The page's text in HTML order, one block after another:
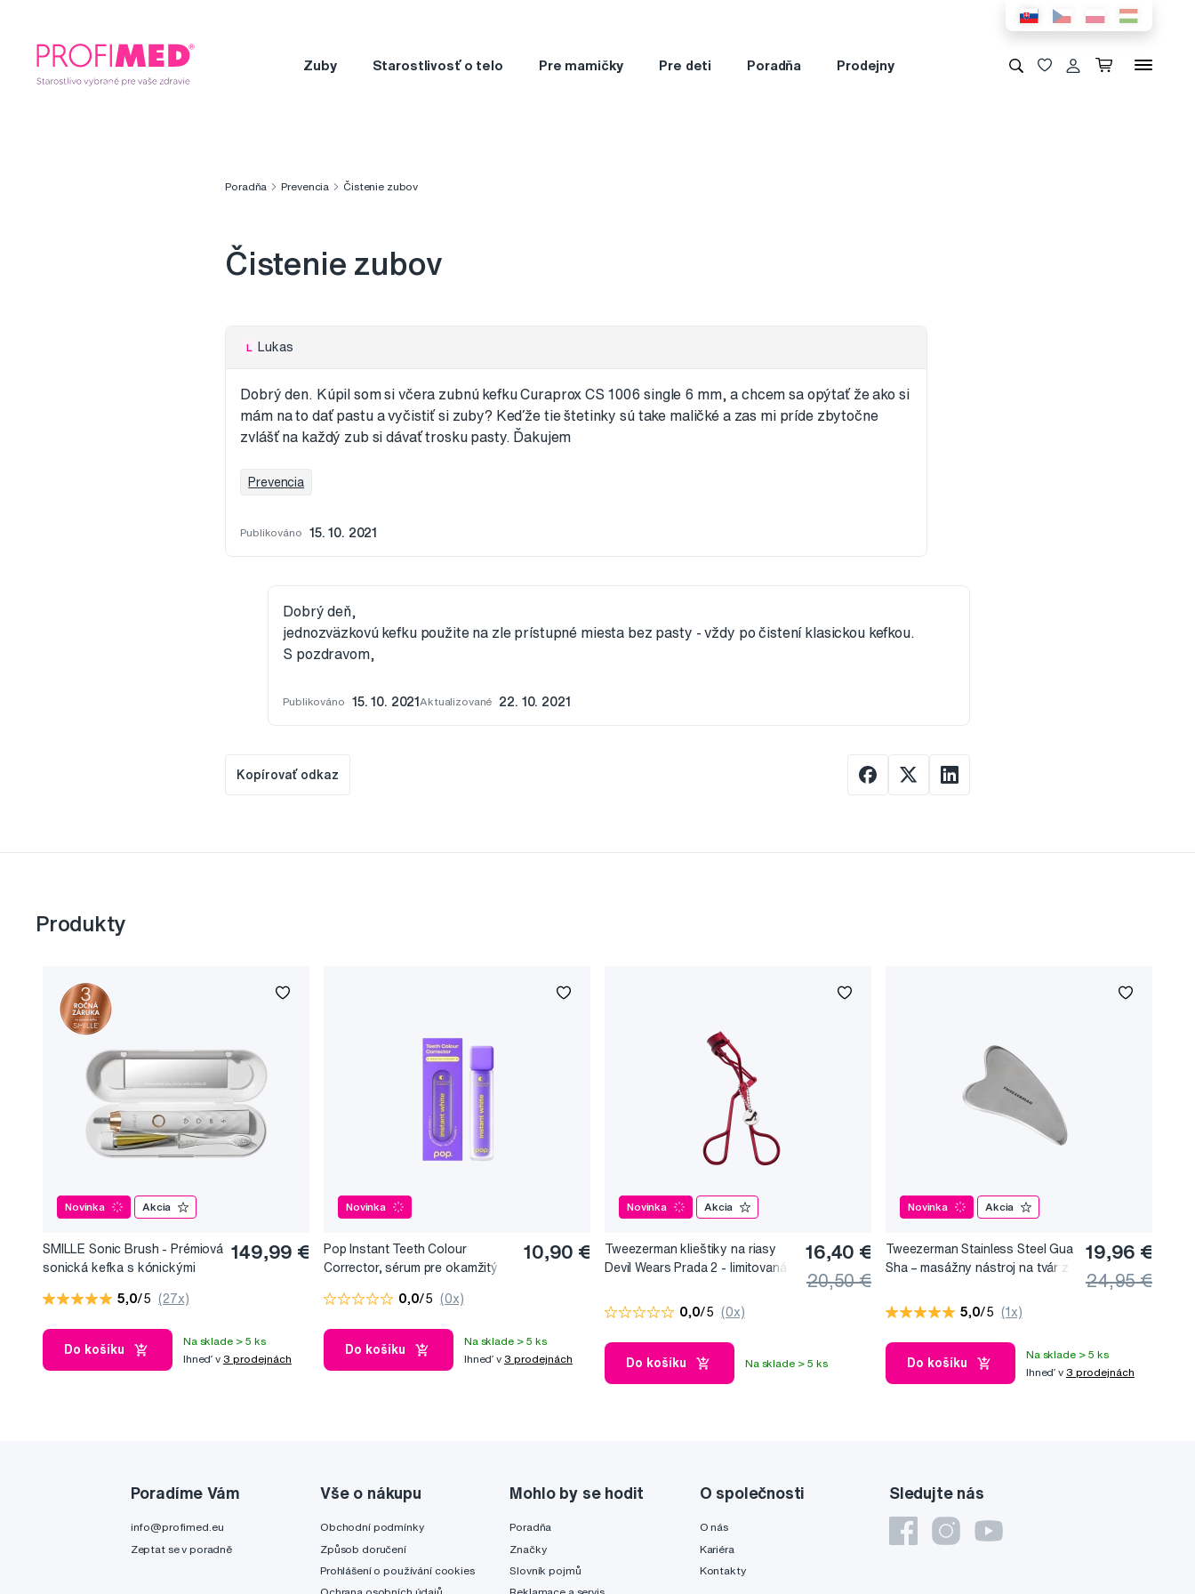
Zuby Starostlivosť o telo Pre mamičky Pre deti Poradňa Prodejny
Poradňa Prevencia Čistenie zubov
Čistenie zubov
L Lukas
Dobrý den. Kúpil som si včera zubnú kefku Curaprox CS 1006 single 6 mm, a chcem sa opýtať že ako si
mám na to dať pastu a vyčistiť si zuby? Keďže tie štetinky sú take maličké a zas mi príde zbytočne
zvlášť na každý zub si dávať trosku pasty. Ďakujem
Prevencia
Publikováno 15. 10. 2021
Dobrý deň,
jednozväzkovú kefku použite na zle prístupné miesta bez pasty - vždy po čistení klasickou kefkou.
S pozdravom,
Publikováno 15. 10. 2021Aktualizované 22. 10. 2021
Kopírovať odkaz
Produkty
Novinka Akcia
SMILLE Sonic Brush - Prémiová
sonická kefka s kónickými
149,99 €
5,0/5 (27x)
Do košíku
Na sklade > 5 ks
Ihneď v 3 prodejnách
Novinka
Pop Instant Teeth Colour
Corrector, sérum pre okamžitý
10,90 €
0,0/5 (0x)
Do košíku
Na sklade > 5 ks
Ihneď v 3 prodejnách
Novinka Akcia
Tweezerman klieštiky na riasy
Devil Wears Prada 2 - limitovaná
16,40 €
20,50 €
0,0/5 (0x)
Do košíku Na sklade > 5 ks
Novinka Akcia
Tweezerman Stainless Steel Gua
Sha –⁠⁠⁠⁠⁠⁠ masážny nástroj na tvár z
19,96 €
24,95 €
5,0/5 (1x)
Do košíku
Na sklade > 5 ks
Ihneď v 3 prodejnách
Sledujte nás
Poradíme Vám
info@profimed.eu
Zeptat se v poradně
Vše o nákupu
Obchodní podmínky
Způsob doručení
Prohlášení o používání cookies
Mohlo by se hodit
Poradňa
Značky
Slovník pojmů
O společnosti
O nás
Kariéra
Kontakty